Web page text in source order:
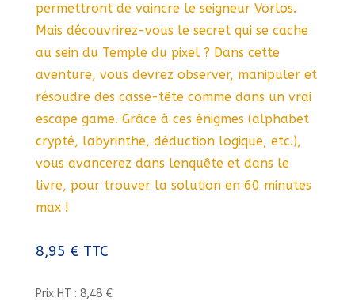
permettront de vaincre le seigneur Vorlos.
Mais découvrirez-vous le secret qui se cache
au sein du Temple du pixel ? Dans cette
aventure, vous devrez observer, manipuler et
résoudre des casse-tête comme dans un vrai
escape game. Grâce à ces énigmes (alphabet
crypté, labyrinthe, déduction logique, etc.),
vous avancerez dans lenquête et dans le
livre, pour trouver la solution en 60 minutes
max !
8,95 € TTC
Prix HT : 8,48 €